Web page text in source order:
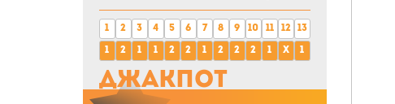
1
1
2
2
3
1
4
1
5
2
6
2
7
1
8
2
9
2
10
2
11
1
12
x
13
1
Джакпот